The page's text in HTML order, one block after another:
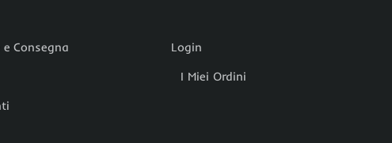
Consegna
Login
I Miei Ordini